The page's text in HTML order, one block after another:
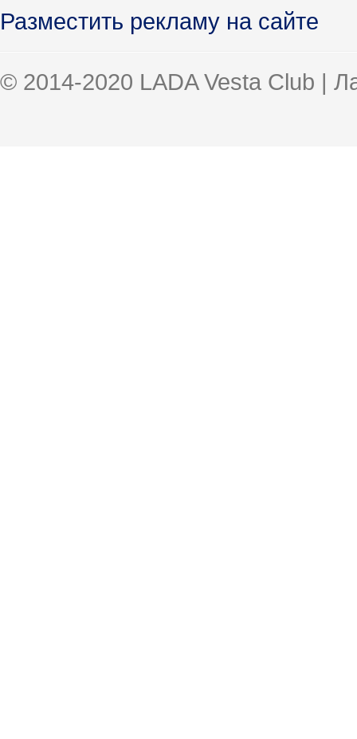
Разместить рекламу на сайте
© 2014-2020 LADA Vesta Club |